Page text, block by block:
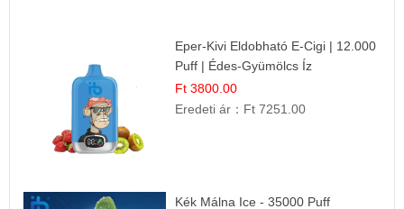
Eper-Kivi Eldobható E-Cigi | 12.000
Puff | Édes-Gyümölcs Íz
Ft 3800.00
Eredeti ár： Ft 7251.00
Kék Málna Ice - 35000 Puff